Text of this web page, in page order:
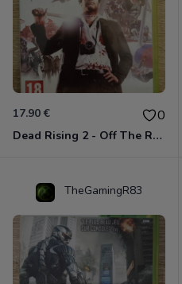
17.90 € 0
Dead Rising 2 - Off The Record Xbox 360
TheGamingR83